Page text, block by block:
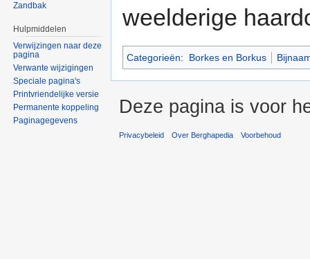
weelderige
Categorieën: Borkes en Borkus
Zandbak
Hulpmiddelen
Verwijzingen naar deze
pagina
Verwante wijzigingen
Speciale pagina's
Printvriendelijke versie
Permanente koppeling
Paginagegevens
Deze pagina is voor
Privacybeleid Over Berghapedia Voorbehoud